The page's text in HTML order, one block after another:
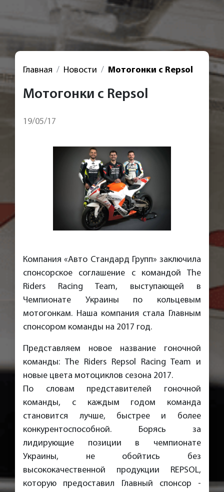
Главная Новости Мотогонки с Repsol
Мотогонки с Repsol
19/05/17
Компания «Авто Стандард Групп» заключила
спонсорское соглашение с командой The
Riders Racing Team, выступающей в
Чемпионате Украины по кольцевым
мотогонкам. Наша компания стала Главным
спонсором команды на 2017 год.
Представляем новое название гоночной
команды: The Riders Repsol Racing Team и
новые цвета мотоциклов сезона 2017.
По словам представителей гоночной
команды, с каждым годом команда
становится лучше, быстрее и более
конкурентоспособной. Борясь за
лидирующие позиции в чемпионате
Украины, не обойтись без
высококачественной продукции REPSOL,
которую предоставил Главный спонсор -